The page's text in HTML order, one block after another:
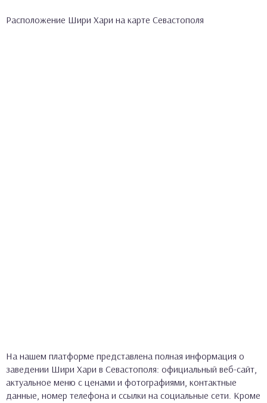
Расположение Шири Хари на карте Севастополя
На нашем платформе представлена полная информация о
заведении Шири Хари в Севастополя: официальный веб-сайт,
актуальное меню с ценами и фотографиями, контактные
данные, номер телефона и ссылки на социальные сети. Кроме